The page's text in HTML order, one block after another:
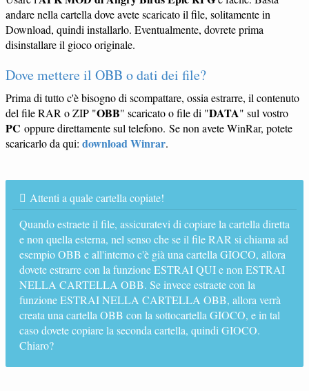
andare nella cartella dove avete scaricato il file, solitamente in
Download, quindi installarlo. Eventualmente, dovrete prima
disinstallare il gioco originale.
Dove mettere il OBB o dati dei file?
Prima di tutto c'è bisogno di scompattare, ossia estrarre, il contenuto
del file RAR o ZIP "OBB" scaricato o file di "DATA" sul vostro
PC oppure direttamente sul telefono. Se non avete WinRar, potete
scaricarlo da qui: download Winrar.
Attenti a quale cartella copiate!
Quando estraete il file, assicuratevi di copiare la cartella diretta
e non quella esterna, nel senso che se il file RAR si chiama ad
esempio OBB e all'interno c'è già una cartella GIOCO, allora
dovete estrarre con la funzione ESTRAI QUI e non ESTRAI
NELLA CARTELLA OBB. Se invece estraete con la
funzione ESTRAI NELLA CARTELLA OBB, allora verrà
creata una cartella OBB con la sottocartella GIOCO, e in tal
caso dovete copiare la seconda cartella, quindi GIOCO.
Chiaro?